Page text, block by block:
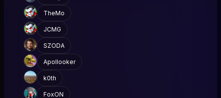
TheMo
JCMG
SZODA
Apollooker
k0th
FoxON